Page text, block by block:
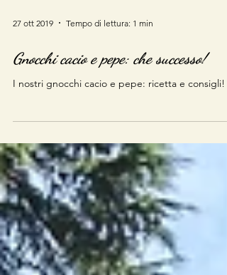
27 ott 2019 Tempo di lettura: 1 min
Gnocchi cacio e pepe: che successo!